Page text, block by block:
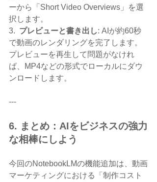
ーから「Short Video Overviews」を選
択します。
3. プレビューと書き出し: AIが約60秒
で動画のレンダリングを完了します。
プレビューを再生して問題がなけれ
ば、MP4などの形式でローカルにダウ
ンロードします。
---
6. まとめ：AIをビジネスの強力
な相棒にしよう
今回のNotebookLMの機能追加は、動画
マーケティングにおける「制作コスト